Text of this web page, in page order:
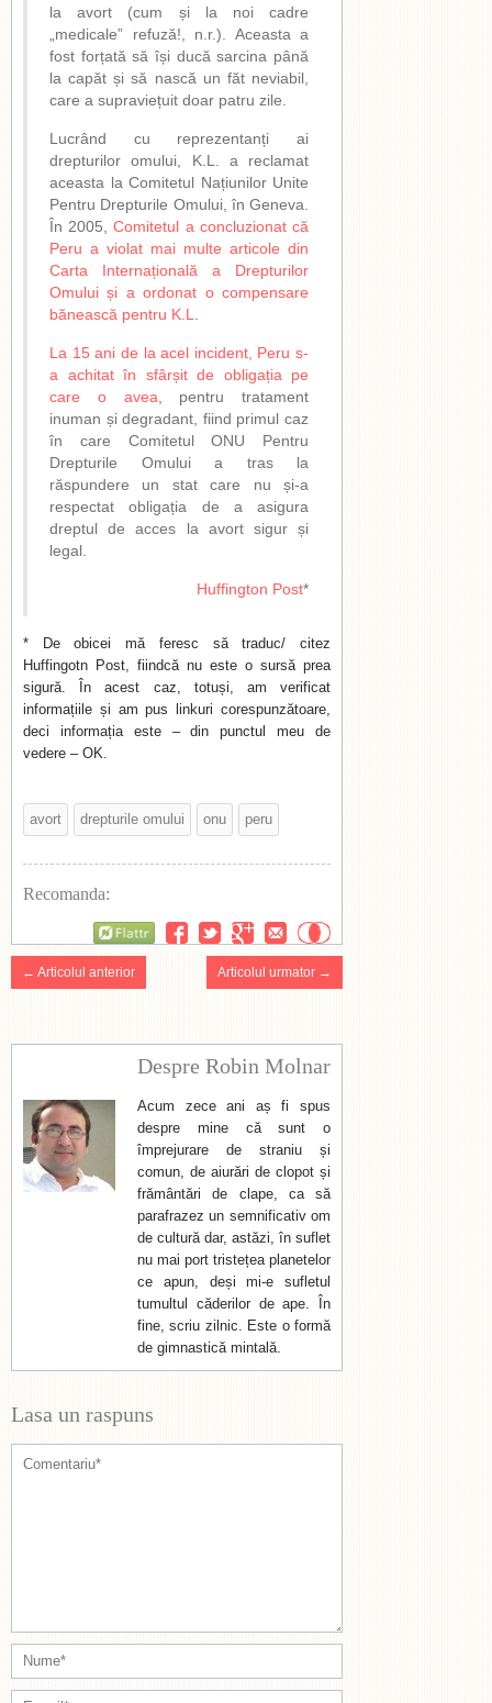
la avort (cum și la noi cadre
„medicale” refuză!, n.r.). Aceasta a
fost forțată să își ducă sarcina până
la capăt și să nască un făt neviabil,
care a supraviețuit doar patru zile.
Lucrând cu reprezentanți ai
drepturilor omului, K.L. a reclamat
aceasta la Comitetul Națiunilor Unite
Pentru Drepturile Omului, în Geneva.
În 2005,Comitetul a concluzionat că
Peru a violat mai multe articole din
Carta Internațională a Drepturilor
Omului și a ordonat o compensare
bănească pentru K.L
La 15 ani de la acel incident, Peru s-
a achitat în sfârșit de obligația pe
care o avea , pentru tratament
inuman și degradant, fiind primul caz
în care Comitetul ONU Pentru
Drepturile Omului a tras la
răspundere un stat care nu și-a
respectat obligația de a asigura
dreptul de acces la avort sigur și
legal.
Huffington Post*
* De obicei mă feresc să traduc/ citez
Huffingotn Post, fiindcă nu este o sursă prea
sigură. În acest caz, totuși, am verificat
informațiile și am pus linkuri corespunzătoare,
deci informația este – din punctul meu de
vedere – OK.
avort drepturile omului onu peru
Recomanda:
← Articolul anterior Articolul urmator →
Despre Robin Molnar
Acum zece ani aș fi spus
despre mine că sunt o
împrejurare de straniu și
comun, de aiurări de clopot și
frământări de clape, ca să
parafrazez un semnificativ om
de cultură dar, astăzi, în suflet
nu mai port tristețea planetelor
ce apun, deși mi-e sufletul
tumultul căderilor de ape. În
fine, scriu zilnic. Este o formă
de gimnastică mintală.
Lasa un raspuns